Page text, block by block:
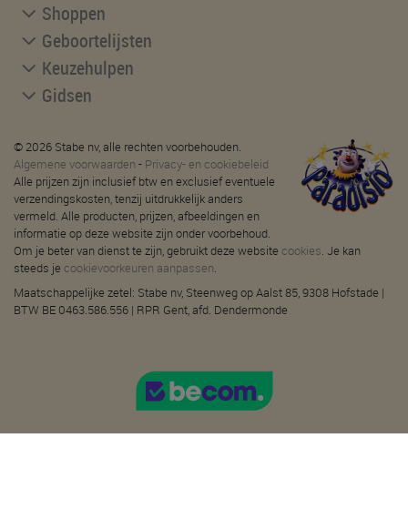
Shoppen
Geboortelijsten
Keuzehulpen
Gidsen
© 2026 Stabe nv, alle rechten voorbehouden.
Algemene voorwaarden - Privacy- en cookiebeleid
Alle prijzen zijn inclusief btw en exclusief eventuele
verzendingskosten, tenzij uitdrukkelijk anders
vermeld. Alle producten, prijzen, afbeeldingen en
informatie op deze website zijn onder voorbehoud.
Om je beter van dienst te zijn, gebruikt deze website cookies. Je kan
steeds je cookievoorkeuren aanpassen.
Maatschappelijke zetel: Stabe nv, Steenweg op Aalst 85, 9308 Hofstade |
BTW BE 0463.586.556 | RPR Gent, afd. Dendermonde